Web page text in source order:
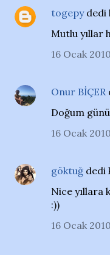
togepydedi
Mutlu yıllar
16 Ocak
Onur BİÇER
Doğum
16 Ocak
göktuğ dedi
Nice yıllara
:))
16 Ocak